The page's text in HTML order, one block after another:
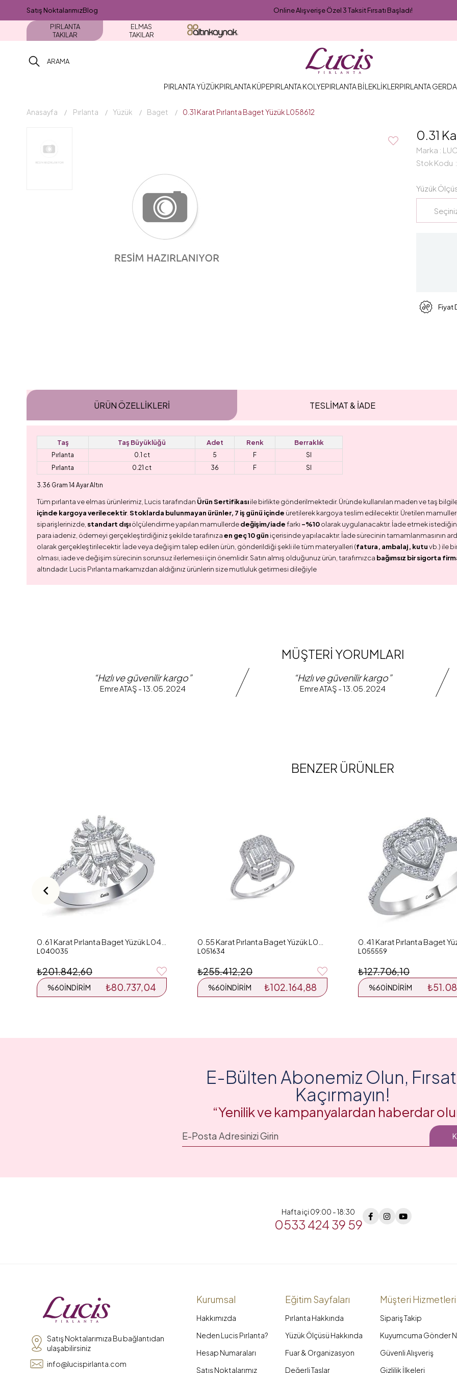
Satış NoktalarımızBlog
Online Alışverişe Özel 3 Taksit Fırsatı Başladı!
PIRLANTA
TAKILAR
ELMAS
TAKILAR
PIRLANTA YÜZÜKPIRLANTA KÜPEPIRLANTA KOLYEPIRLANTA BİLEKLİKLERPIRLANTA
Anasayfa Pırlanta Yüzük Baget 0.31 Karat Pırlanta Baget Yüzük L058612
0.31
Marka :
Stok Kodu
Yüzük
Fiyat
ÜRÜN ÖZELLIKLERI TESLİMAT & İADE
Taş Taş Büyüklüğü Adet Renk Berraklık
Pırlanta 0.1 ct 5 F
SI
Pırlanta
0.21 ct 36 F SI
3.36 Gram 14 Ayar Altın
Tüm pırlanta ve elmas ürünlerimiz, Lucis tarafından Ürün Sertifikasıile birlikte gönderilmektedir. Üründe kullanılan maden ve taş
içinde kargoya verilecektir. Stoklarda bulunmayan ürünler, 7 iş günü içinde üretilerek kargoya teslim edilecektir. Üretilen
siparişlerinizde, standart dışıölçülendirme yapılan mamullerdedeğişim/iadefarkı -%10olarak uygulanacaktır. İade etmek
para iadeniz, ödemeyi gerçekleştirdiğiniz şekilde tarafınızaen geç 10 gün içerisinde yapılacaktır. İade sürecinin tamamlanmasının
olarak gerçekleştirilecektir. İade veya değişim talep edilen ürün, gönderildiği şekli ile tüm materyalleri (fatura, ambalaj, kutuvb.) ile
olması, iade ve değişim sürecinin sorunsuz ilerlemesi için önemlidir. Satın almış olduğunuz ürün, tarafımızca bağımsız bir sigorta
altındadır. Lucis Pırlanta markamızdan aldığınız ürünlerin size mutluluk getirmesi dileğiyle
MÜŞTERİ YORUMLARI
“Hızlı ve güvenilir kargo”
Emre ATAŞ - 13.05.2024
“Hızlı ve güvenilir kargo”
Emre ATAŞ - 13.05.2024
BENZER ÜRÜNLER
L040035
₺80.737,04
%60İNDIRIM
₺201.842,60
L051634
₺102.164,88
%60İNDIRIM
₺255.412,20
L055559
%60İNDIRIM
₺127.706,10
E-Bülten Abonemiz Olun,
Kaçırmayın!
“Yenilik ve kampanyalardan haberdar
Hafta içi 09:00 - 18:30
0533 424 39 59
Satış Noktalarımıza Bu bağlantıdan
ulaşabilirsiniz
info@lucispirlanta.com
Kurumsal
Hakkımızda
Neden Lucis Pırlanta?
Hesap Numaraları
Satış Noktalarımız
Eğitim Sayfaları
Pırlanta Hakkında
Yüzük Ölçüsü Hakkında
Fuar & Organizasyon
Değerli Taşlar
Müşteri Hizmetleri
Sipariş Takip
Kuyumcuma Gönder
Güvenli Alışveriş
Gizlilik İlkeleri